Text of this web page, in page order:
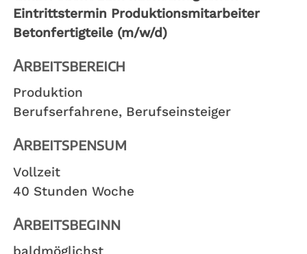
Eintrittstermin Produktionsmitarbeiter
Betonfertigteile (m/w/d)
Arbeitsbereich
Produktion
Berufserfahrene, Berufseinsteiger
Arbeitspensum
Vollzeit
40 Stunden Woche
Arbeitsbeginn